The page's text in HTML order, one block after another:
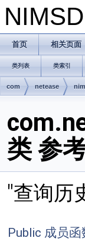
首页 相关页面
类列表 类索引
com netease
类 参
"查询历
Public 成员函